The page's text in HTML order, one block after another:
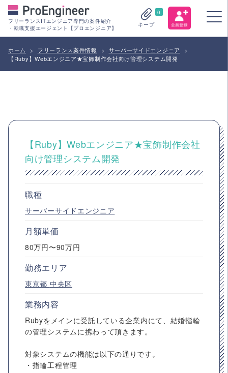
フリーランスITエンジニア専門の案件紹介
・転職支援エージェント【プロエンジニア】
0
キープ
ホーム > フリーランス案件情報 > サーバーサイドエンジニア
>
【Ruby】Webエンジニア★宝飾制作会社向け管理システム開発
【Ruby】Webエンジニア★宝飾制作会社
向け管理システム開発
職種
サーバーサイドエンジニア
月額単価
80万円〜90万円
勤務エリア
東京都 中央区
業務内容
Rubyをメインに受託している企業内にて、結婚指輪
の管理システムに携わって頂きます。
対象システムの機能は以下の通りです。
・指輪工程管理